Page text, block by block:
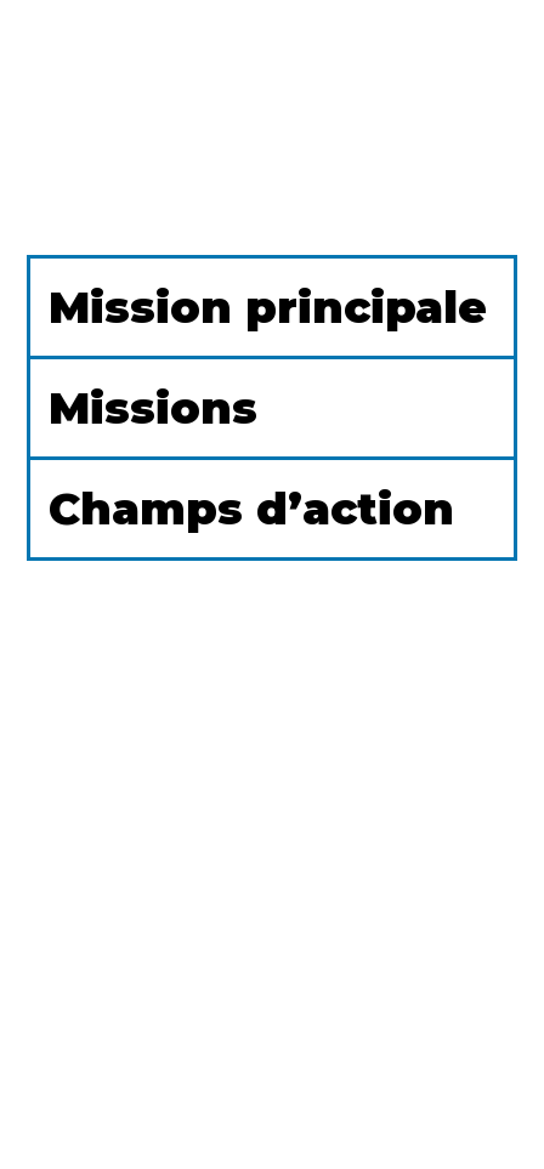
Mission principale
Missions
Champs d’action